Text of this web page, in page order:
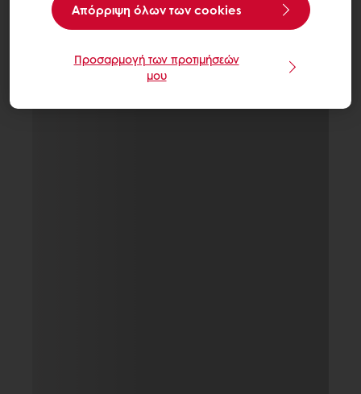
Aπόρριψη όλων των cookies
Προσαρμογή των προτιμήσεών
μου